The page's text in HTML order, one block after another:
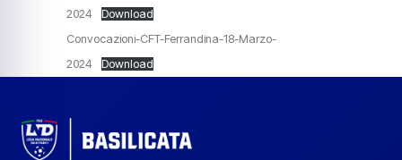
2024
Download
Convocazioni-CFT-Ferrandina-18-Marzo-
2024
Download